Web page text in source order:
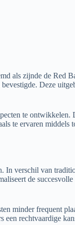
als zijnde de Red
Deze
te
te ervaren middels
verschil van
de
minder frequent
rechtvaardige